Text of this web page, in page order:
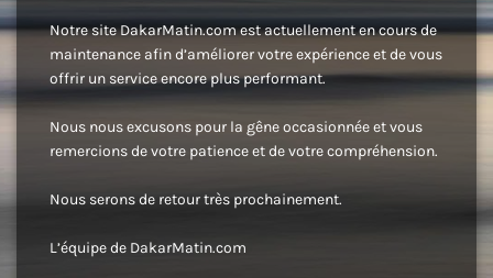
Notre site DakarMatin.com est actuellement en cours de
maintenance afin d’améliorer votre expérience et de vous
offrir un service encore plus performant.
Nous nous excusons pour la gêne occasionnée et vous
remercions de votre patience et de votre compréhension.
Nous serons de retour très prochainement.
L’équipe de DakarMatin.com